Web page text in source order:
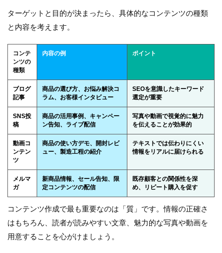
ターゲットと目的が決まったら、具体的なコンテンツの種類
と内容を考えます。
コンテ
ンツの
種類
内容の例 ポイント
ブログ
記事
商品の選び方、お悩み解決コ
ラム、お客様インタビュー
SEOを意識したキーワード
選定が重要
SNS投
稿
商品の活用事例、キャンペー
ン告知、ライブ配信
写真や動画で視覚的に魅力
を伝えることが効果的
動画コ
ンテン
ツ
商品の使い方デモ、開封レビ
ュー、製造工程の紹介
テキストでは伝わりにくい
情報をリアルに届けられる
メルマ
ガ
新商品情報、セール告知、限
定コンテンツの配信
既存顧客との関係性を深
め、リピート購入を促す
コンテンツ作成で最も重要なのは「質」です。情報の正確さ
はもちろん、読者が読みやすい文章、魅力的な写真や動画を
用意することを心がけましょう。